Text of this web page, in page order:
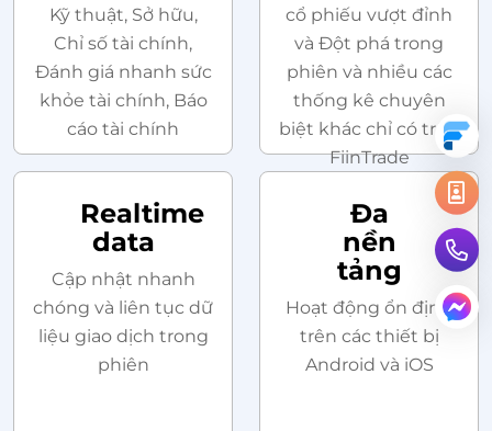
Kỹ thuật, Sở hữu,
Chỉ số tài chính,
Đánh giá nhanh sức
khỏe tài chính, Báo
cáo tài chính
Realtime
data
Cập nhật nhanh
chóng và liên tục dữ
liệu giao dịch trong
phiên
cổ phiếu vượt đỉnh
và Đột phá trong
phiên và nhiều các
thống kê chuyên
biệt khác chỉ có trên
FiinTrade
Đa
nền
tảng
Hoạt động ổn định
trên các thiết bị
Android và iOS